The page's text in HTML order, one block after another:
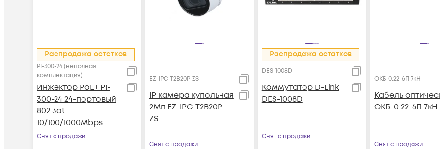
Распродажа остатков
PI-300-24 (неполная
комплектация)
Инжектор PoE+ PI-
300-24 24-портовый
802.3at
10/100/1000Mbps
(неполная
Снят с продажи
EZ-IPC-T2B20P-ZS
IP камера купольная
2Мп EZ-IPC-T2B20P-
ZS
Снят с продажи
Распродажа остатков
DES-1008D
Коммутатор D-Link
DES-1008D
Снят с продажи
ОКБ-0.22-6П 7кН
Кабель
ОКБ-0.22-6П 7кН
Снят с продажи